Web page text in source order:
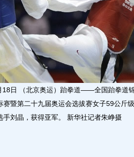
日 （北京奥运）跆拳道――全国跆拳道
赛暨第二十九届奥运会选拔赛女子59公斤
手刘晶，获得亚军。 新华社记者朱峥摄